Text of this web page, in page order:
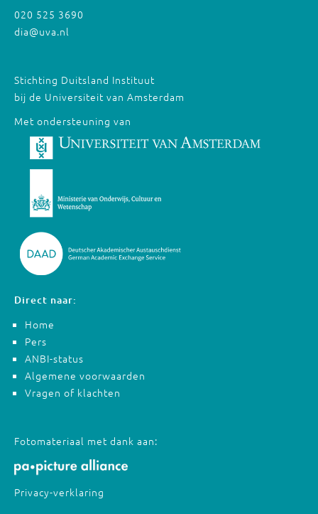
020 525 3690
dia@uva.nl
Stichting Duitsland Instituut
bij de Universiteit van Amsterdam
Met ondersteuning van
Direct naar:
Home
Pers
ANBI-status
Algemene voorwaarden
Vragen of klachten
Fotomateriaal met dank aan:
Privacy-verklaring